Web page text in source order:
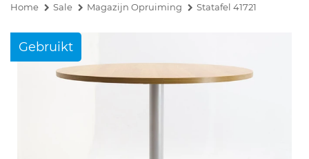
Home Sale Magazijn Opruiming Statafel 41721
Gebruikt